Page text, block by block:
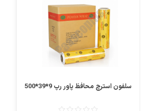
سلفون استرچ محافظ پاور رپ 9*39*500